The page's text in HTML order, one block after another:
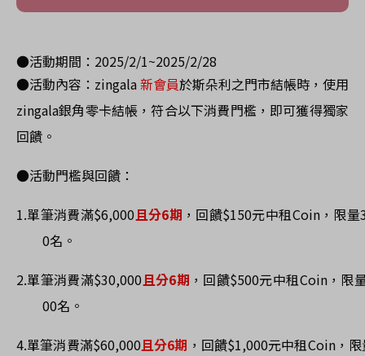
●活動期間： 2025/2/1~2025/2/28
●活動內容： zingala新會員於斯朵利之門市結帳時，使用
zingala銀角零卡結帳，符合以下消費門檻，即可獲得獨家
回饋。
●活動門檻與回饋：
1.單筆消費滿$6,000且分6期 ，回饋$150元中租Coin，限量
0名。
2.單筆消費滿$30,000且分6期 ，回饋$500元中租Coin，限
00名。
4.單筆消費滿$60,000且分6期 ，回饋$1,000元中租Coin，